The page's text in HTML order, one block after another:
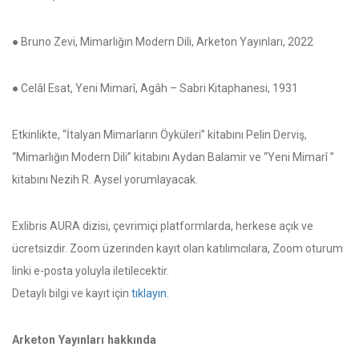
● Bruno Zevi, Mimarlığın Modern Dili, Arketon Yayınları, 2022
● Celâl Esat, Yeni Mimarî, Agâh – Sabri Kitaphanesi, 1931
Etkinlikte, “İtalyan Mimarların Öyküleri” kitabını Pelin Derviş,
“Mimarlığın Modern Dili” kitabını Aydan Balamir ve “Yeni Mimarî ”
kitabını Nezih R. Aysel yorumlayacak.
Exlibris AURA dizisi, çevrimiçi platformlarda, herkese açık ve
ücretsizdir. Zoom üzerinden kayıt olan katılımcılara, Zoom oturum
linki e-posta yoluyla iletilecektir.
Detaylı bilgi ve kayıt için tıklayın.
Arketon Yayınları hakkında